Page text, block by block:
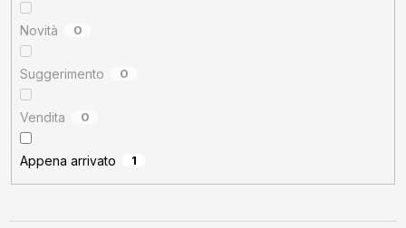
u
u
Novità 0
Suggerimento 0
Vendita 0
Appena arrivato 1